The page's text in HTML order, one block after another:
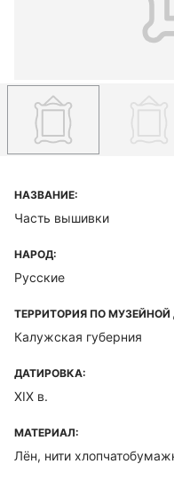
НАЗВАНИЕ:
Часть вышивки
НАРОД:
Русские
ТЕРРИТОРИЯ ПО
Калужская губерния
ДАТИРОВКА:
XIX в.
МАТЕРИАЛ:
Лён, нити